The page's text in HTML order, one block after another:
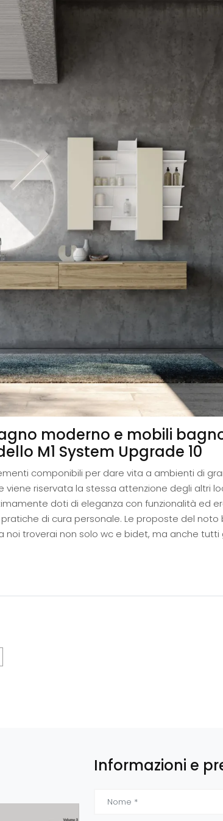
moderno e mobili
M1 System Upgrade 10
componibili per dare vita a ambienti di
riservata la stessa attenzione degli altri
doti di eleganza con funzionalità ed
di cura personale. Le proposte del
troverai non solo wc e bidet, ma anche
Informazioni e